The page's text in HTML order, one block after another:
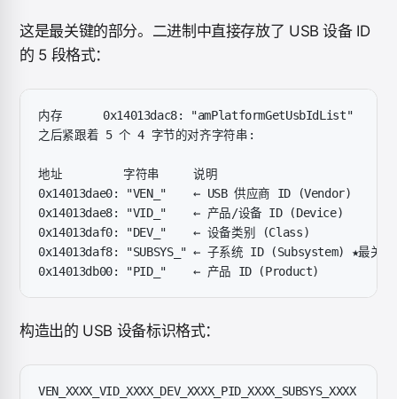
这是最关键的部分。二进制中直接存放了 USB 设备 ID
的 5 段格式：
内存      0x14013dac8: "amPlatformGetUsbIdList"
之后紧跟着 5 个 4 字节的对齐字符串:
地址         字符串     说明
0x14013dae0: "VEN_"    ← USB 供应商 ID (Vendor)
0x14013dae8: "VID_"    ← 产品/设备 ID (Device)
0x14013daf0: "DEV_"    ← 设备类别 (Class)
0x14013daf8: "SUBSYS_" ← 子系统 ID (Subsystem) ★最关键
0x14013db00: "PID_"    ← 产品 ID (Product)
构造出的 USB 设备标识格式：
VEN_XXXX_VID_XXXX_DEV_XXXX_PID_XXXX_SUBSYS_XXXX